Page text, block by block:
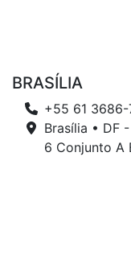
BRASÍLIA
+55 61 3686-
Brasília • DF
6 Conjunto A